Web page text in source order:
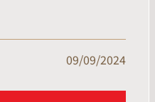
09/09/2024